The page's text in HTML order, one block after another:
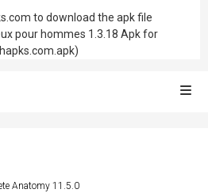
to download the apk file
pour hommes 1.3.18 Apk for
Anatomy 11.5.0